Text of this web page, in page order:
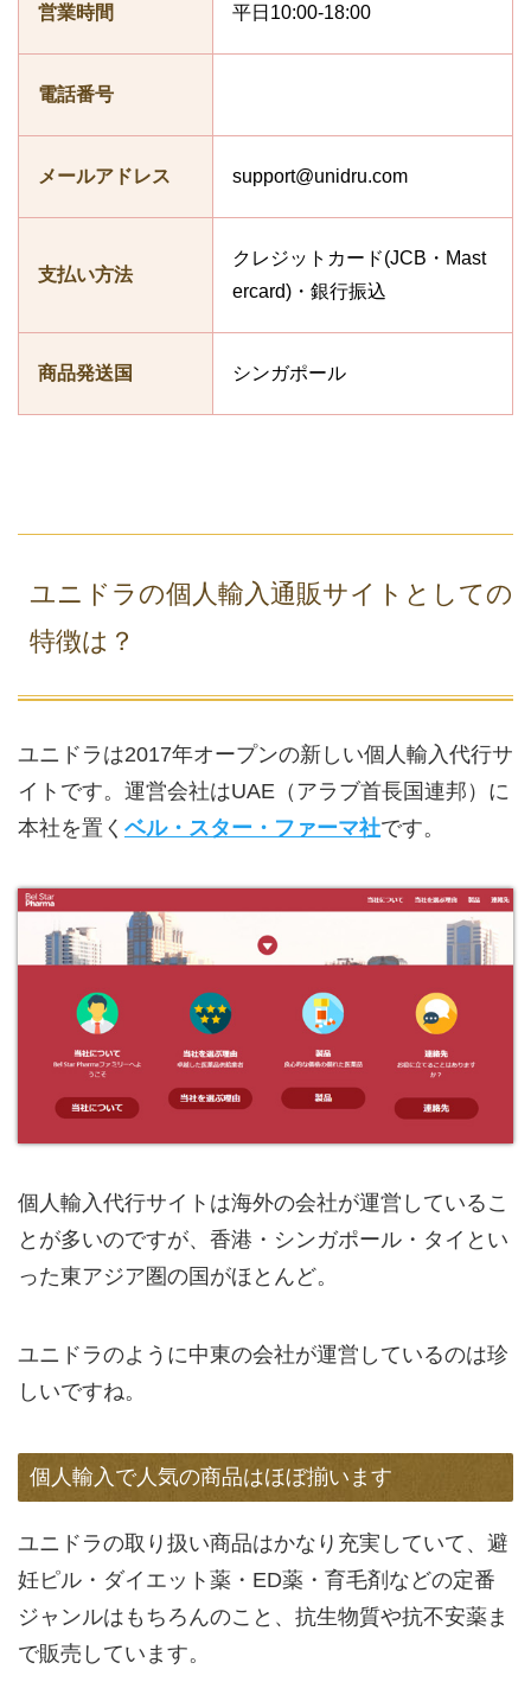
営業時間 平日10:00-18:00
電話番号
メールアドレス support@unidru.com
支払い方法
クレジットカード(JCB・Mast
ercard)・銀行振込
商品発送国 シンガポール
ユニドラの個人輸入通販サイトとしての
特徴は？
ユニドラは2017年オープンの新しい個人輸入代行サ
イトです。運営会社はUAE（アラブ首長国連邦）に
本社を置く ベル・スター・ファーマ社です。
個人輸入代行サイトは海外の会社が運営しているこ
とが多いのですが、香港・シンガポール・タイとい
った東アジア圏の国がほとんど。
ユニドラのように中東の会社が運営しているのは珍
しいですね。
個人輸入で人気の商品はほぼ揃います
ユニドラの取り扱い商品はかなり充実していて、避
妊ピル・ダイエット薬・ED薬・育毛剤などの定番
ジャンルはもちろんのこと、抗生物質や抗不安薬ま
で販売しています。